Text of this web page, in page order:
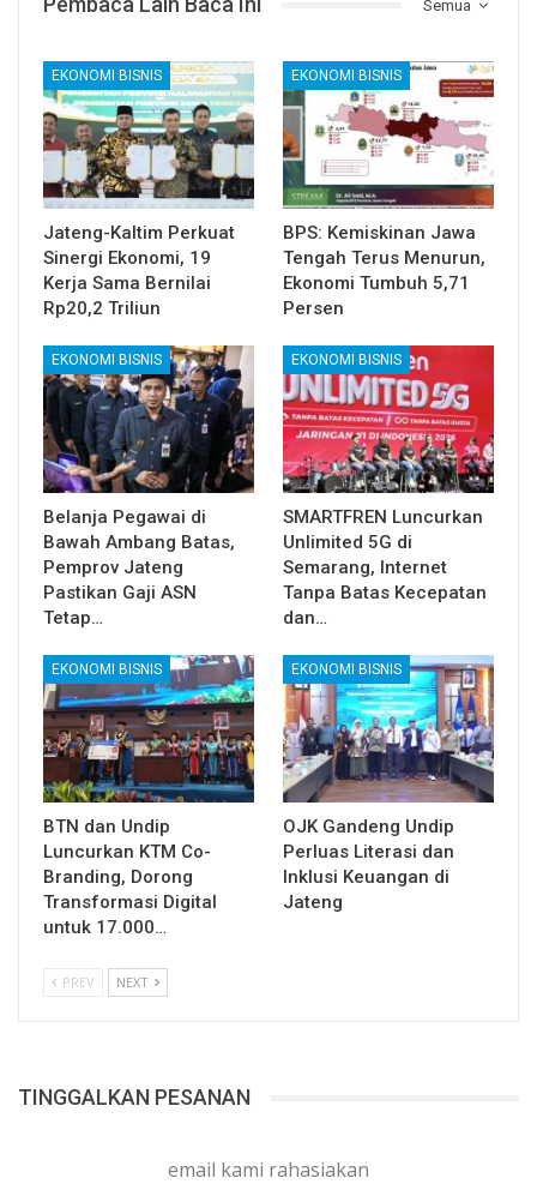
Semua
EKONOMI BISNIS
Jateng-Kaltim Perkuat
Sinergi Ekonomi, 19
Kerja Sama Bernilai
Rp20,2 Triliun
EKONOMI BISNIS
BPS: Kemiskinan Jawa
Tengah Terus Menurun,
Ekonomi Tumbuh 5,71
Persen
EKONOMI BISNIS
Belanja Pegawai di
Bawah Ambang Batas,
Pemprov Jateng
Pastikan Gaji ASN
Tetap…
EKONOMI BISNIS
SMARTFREN Luncurkan
Unlimited 5G di
Semarang, Internet
Tanpa Batas Kecepatan
dan…
EKONOMI BISNIS
BTN dan Undip
Luncurkan KTM Co-
Branding, Dorong
Transformasi Digital
untuk 17.000…
EKONOMI BISNIS
OJK Gandeng Undip
Perluas Literasi dan
Inklusi Keuangan di
Jateng
PREV NEXT
TINGGALKAN PESANAN
email kami rahasiakan